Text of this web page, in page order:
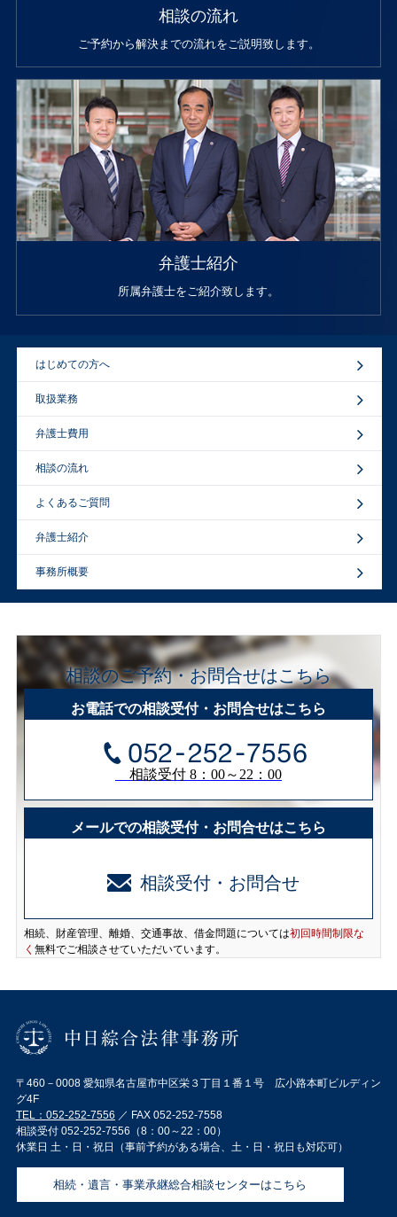
相談の流れ
ご予約から解決までの流れをご説明致します。
弁護士紹介
所属弁護士をご紹介致します。
はじめての方へ
取扱業務
弁護士費用
相談の流れ
よくあるご質問
弁護士紹介
事務所概要
相談のご予約・お問合せはこちら
お電話での相談受付・お問合せはこちら
相談受付 8：00～22：00
メールでの相談受付・お問合せはこちら
相談受付・お問合せ
相続、財産管理、離婚、交通事故、借金問題については初回時間制限な
く無料でご相談させていただいています。
〒460－0008 愛知県名古屋市中区栄３丁目１番１号 広小路本町ビルディン
グ4F
TEL： 052-252-7556 ／ FAX 052-252-7558
相談受付 052-252-7556（8：00～22：00）
休業日 土・日・祝日（事前予約がある場合、土・日・祝日も対応可）
相続・遺言・事業承継総合相談センターはこちら